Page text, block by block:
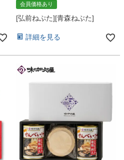
会員価格あり
[弘前ねぷた][青森ねぶた]
詳細を見る